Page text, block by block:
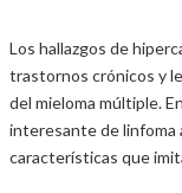
Los hallazgos de
trastornos crónicos y
del mieloma múltiple.
interesante de linfoma
características que